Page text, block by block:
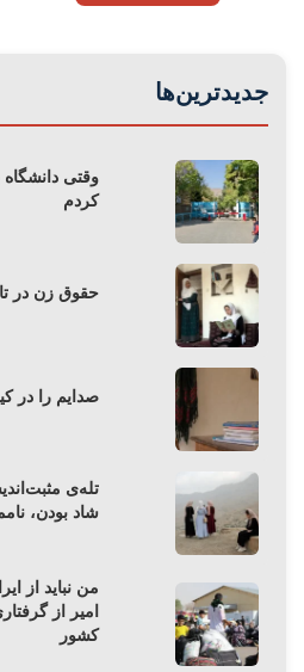
جدیدترین‌ها
وقتی
کردم
حقوق زن در
صدایم را در
تله‌‌ی
شاد بودن،
امیر از
کشور